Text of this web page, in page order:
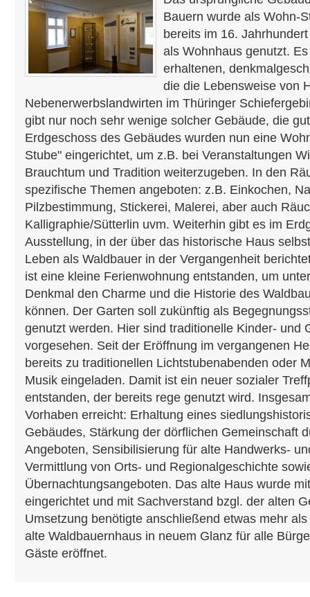
Bauern wurde als Wohn-
bereits im 16.
als Wohnhaus genutzt.
erhaltenen,
die die Lebensweise von
Nebenerwerbslandwirten im Thüringer
gibt nur noch sehr wenige solcher Gebäude, die
Erdgeschoss des Gebäudes wurden nun eine
Stube" eingerichtet, um z.B. bei Veranstaltungen
Brauchtum und Tradition weiterzugeben. In den
spezifische Themen angeboten: z.B. Einkochen,
Pilzbestimmung, Stickerei, Malerei, aber auch
Kalligraphie/Sütterlin uvm. Weiterhin gibt es im
Ausstellung, in der über das historische Haus
Leben als Waldbauer in der Vergangenheit
ist eine kleine Ferienwohnung entstanden, um
Denkmal den Charme und die Historie des
können. Der Garten soll zukünftig als
genutzt werden. Hier sind traditionelle Kinder- und
vorgesehen. Seit der Eröffnung im vergangenen
bereits zu traditionellen Lichtstubenabenden oder
Musik eingeladen. Damit ist ein neuer sozialer
entstanden, der bereits rege genutzt wird.
Vorhaben erreicht: Erhaltung eines
Gebäudes, Stärkung der dörflichen Gemeinschaft
Angeboten, Sensibilisierung für alte Handwerks-
Vermittlung von Orts- und Regionalgeschichte
Übernachtungsangeboten. Das alte Haus wurde
eingerichtet und mit Sachverstand bzgl. der alten
Umsetzung benötigte anschließend etwas mehr
alte Waldbauernhaus in neuem Glanz für alle
Gäste eröffnet.